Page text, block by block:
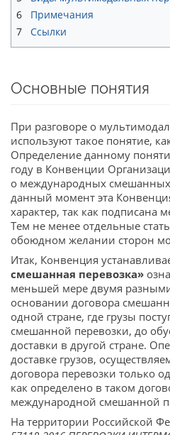
6
Примечания
7
Ссылки
Основные понятия
При разговоре о
используют такое понятие,
Определение данному
году в Конвенции
о международных смешанных
данный момент эта
характер, так как подписана
Тем не менее отдельные
обоюдном желании сторон
Итак, Конвенция
смешанная перевозка»
меньшей мере двумя
основании договора
одной стране, где грузы
смешанной перевозки, до
доставки в другой стране.
доставке грузов,
договора перевозки только
как определено в таком
международной смешанной
На территории Российской